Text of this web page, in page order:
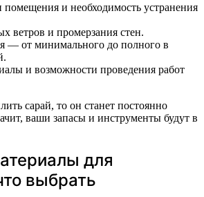
и необходимость устранения
ветров и промерзания стен.
— от минимального до полного в
и возможности проведения работ
сарай, то он станет постоянно
ваши запасы и инструменты будут в
для
выбрать